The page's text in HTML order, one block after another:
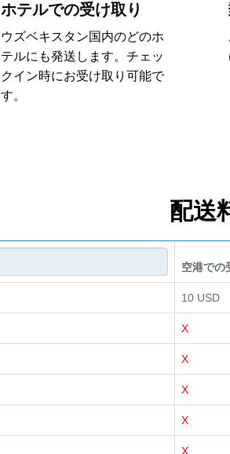
ホテルでの受け取り
ウズベキスタン国内のどのホ
テルにも発送します。チェッ
クイン時にお受け取り可能で
す。
配送
空港での
10 USD
X
X
X
X
X